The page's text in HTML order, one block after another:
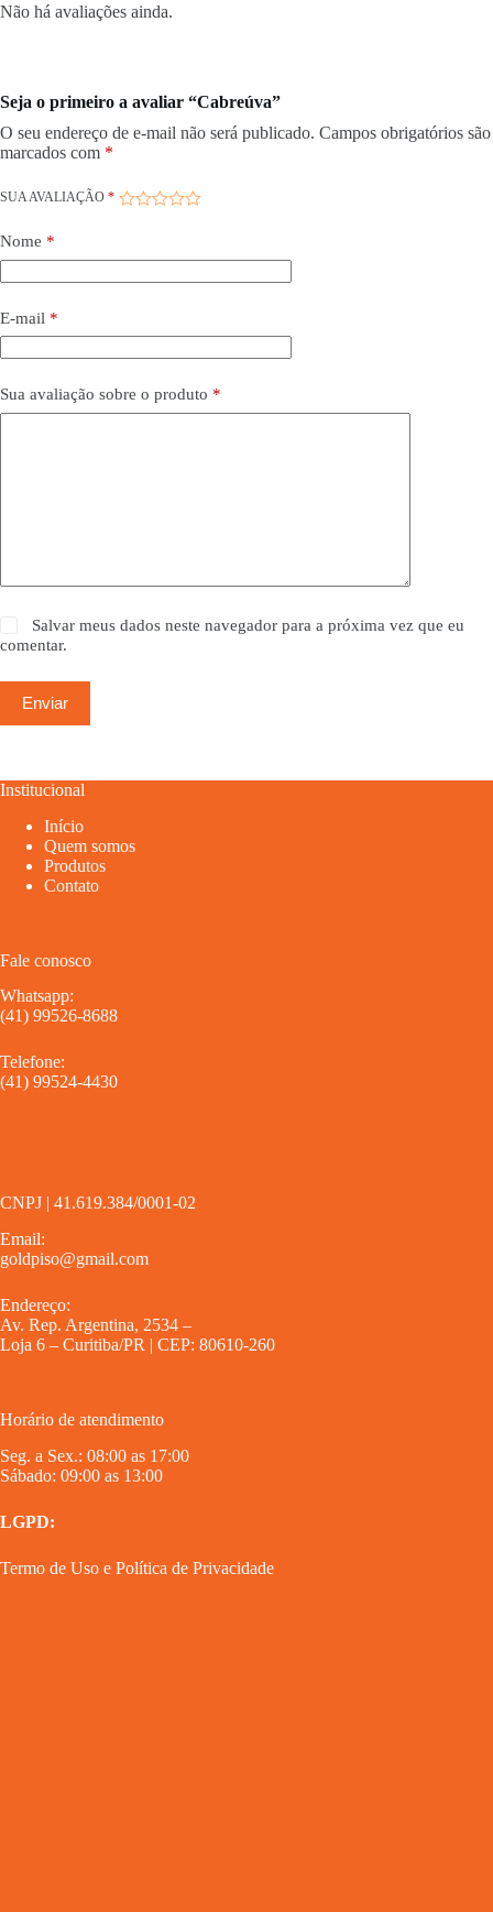
Não há avaliações ainda.
Seja o primeiro a avaliar “Cabreúva”
O seu endereço de e-mail não será publicado. Campos obrigatórios são
marcados com *
SUA AVALIAÇÃO *
Nome *
E-mail *
Sua avaliação sobre o produto *
Salvar meus dados neste navegador para a próxima vez que eu
comentar.
Enviar
Institucional
Início
Quem somos
Produtos
Contato
Fale conosco
Whatsapp:
(41) 99526-8688
Telefone:
(41) 99524-4430
CNPJ | 41.619.384/0001-02
Email:
goldpiso@gmail.com
Endereço:
Av. Rep. Argentina, 2534 –
Loja 6 – Curitiba/PR | CEP: 80610-260
Horário de atendimento
Seg. a Sex.: 08:00 as 17:00
Sábado: 09:00 as 13:00
LGPD:
Termo de Uso e Política de Privacidade